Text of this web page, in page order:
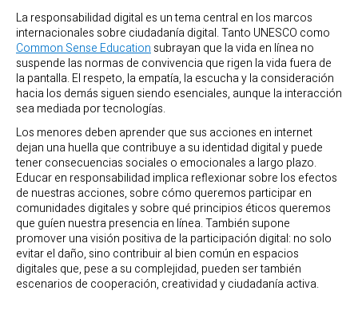
La responsabilidad digital es un tema central en los marcos
internacionales sobre ciudadanía digital. Tanto UNESCO como
Common Sense Education subrayan que la vida en línea no
suspende las normas de convivencia que rigen la vida fuera de
la pantalla. El respeto, la empatía, la escucha y la consideración
hacia los demás siguen siendo esenciales, aunque la interacción
sea mediada por tecnologías.
Los menores deben aprender que sus acciones en internet
dejan una huella que contribuye a su identidad digital y puede
tener consecuencias sociales o emocionales a largo plazo.
Educar en responsabilidad implica reflexionar sobre los efectos
de nuestras acciones, sobre cómo queremos participar en
comunidades digitales y sobre qué principios éticos queremos
que guíen nuestra presencia en línea. También supone
promover una visión positiva de la participación digital: no solo
evitar el daño, sino contribuir al bien común en espacios
digitales que, pese a su complejidad, pueden ser también
escenarios de cooperación, creatividad y ciudadanía activa.